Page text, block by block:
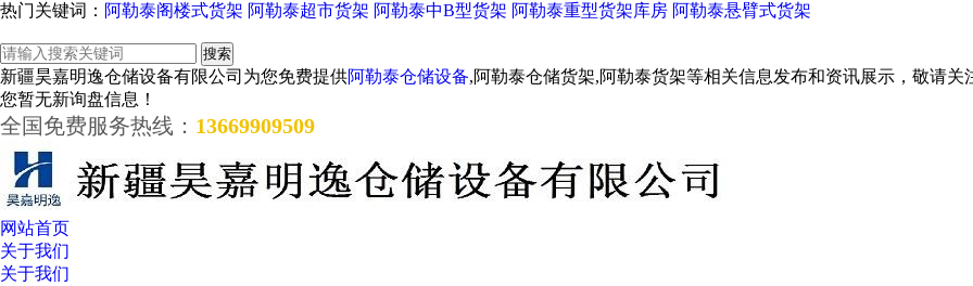
热门关键词： 阿勒泰阁楼式货架 阿勒泰超市货架 阿勒泰中B型货架 阿勒泰重型货架库房 阿勒泰悬臂式货架
新疆昊嘉明逸仓储设备有限公司为您免费提供阿勒泰仓储设备,阿勒泰仓储货架,阿勒泰货架等相关信息发布和资讯展示，敬请关
您暂无新询盘信息！
全国免费服务热线： 13669909509
网站首页
关于我们
关于我们